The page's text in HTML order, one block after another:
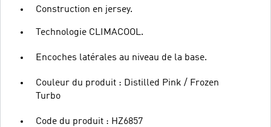
Construction en jersey.
Technologie CLIMACOOL.
Encoches latérales au niveau de la base.
Couleur du produit : Distilled Pink / Frozen
Turbo
Code du produit : HZ6857